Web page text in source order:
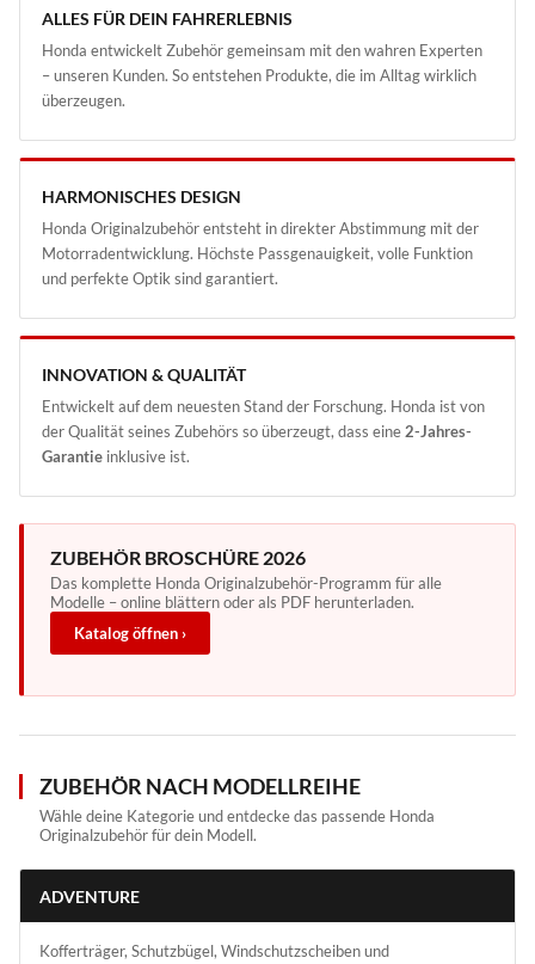
ALLES FÜR DEIN FAHRERLEBNIS
Honda entwickelt Zubehör gemeinsam mit den wahren Experten
– unseren Kunden. So entstehen Produkte, die im Alltag wirklich
überzeugen.
HARMONISCHES DESIGN
Honda Originalzubehör entsteht in direkter Abstimmung mit der
Motorradentwicklung. Höchste Passgenauigkeit, volle Funktion
und perfekte Optik sind garantiert.
INNOVATION & QUALITÄT
Entwickelt auf dem neuesten Stand der Forschung. Honda ist von
der Qualität seines Zubehörs so überzeugt, dass eine2-Jahres-
Garantie inklusive ist.
ZUBEHÖR BROSCHÜRE 2026
Das komplette Honda Originalzubehör-Programm für alle
Modelle – online blättern oder als PDF herunterladen.
Katalog öffnen ›
ZUBEHÖR NACH MODELLREIHE
Wähle deine Kategorie und entdecke das passende Honda
Originalzubehör für dein Modell.
ADVENTURE
Kofferträger, Schutzbügel, Windschutzscheiben und